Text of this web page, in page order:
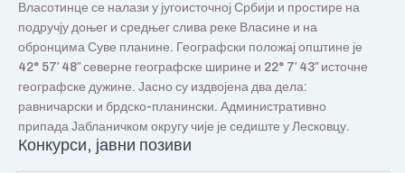
Власотинце се налази у југоисточној Србији и простире на
подручју доњег и средњег слива реке Власине и на
обронцима Суве планине. Географски положај општине је
42° 57′ 48″ северне географске ширине и 22° 7′ 43″ источне
географске дужине. Јасно су издвојена два дела:
равничарски и брдско-планински. Административно
припада Јабланичком округу чије је седиште у Лесковцу.
Конкурси, јавни позиви